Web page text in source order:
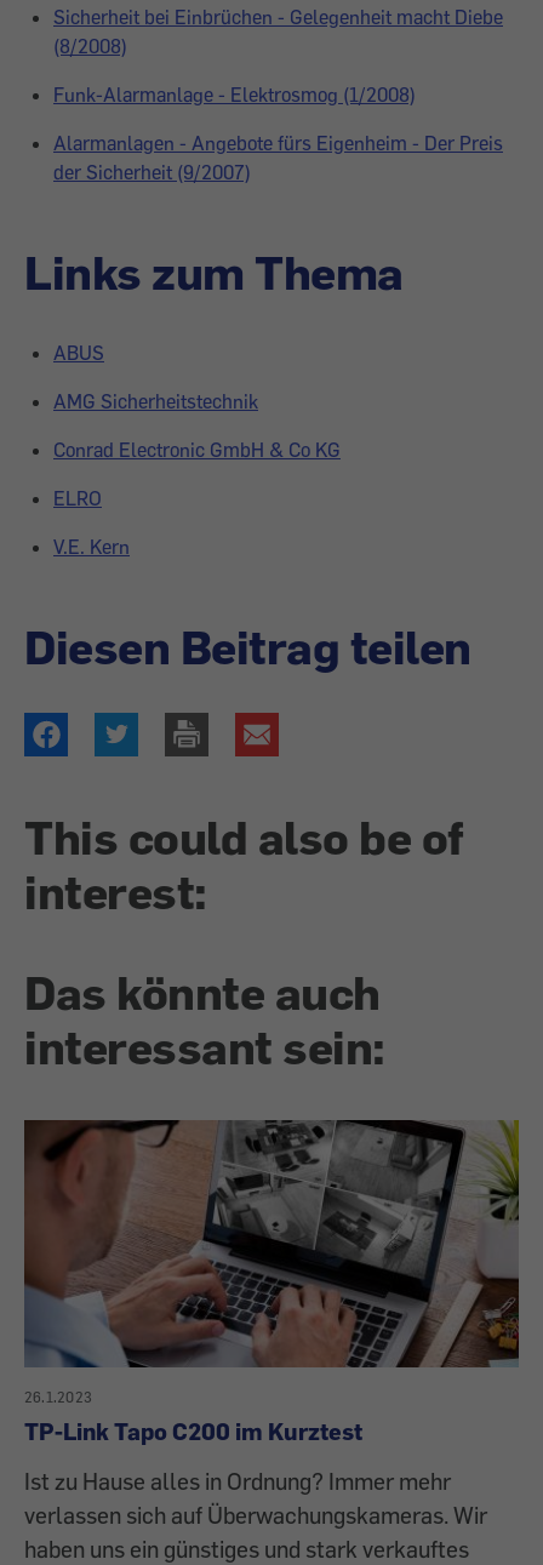
Sicherheit bei Einbrüchen - Gelegenheit macht Diebe
(8/2008)
Funk-Alarmanlage - Elektrosmog (1/2008)
Alarmanlagen - Angebote fürs Eigenheim - Der Preis
der Sicherheit (9/2007)
Links zum Thema
ABUS
AMG Sicherheitstechnik
Conrad Electronic GmbH & Co KG
ELRO
V.E. Kern
Diesen Beitrag teilen
This could also be of
interest:
Das könnte auch
interessant sein:
26.1.2023
TP-Link Tapo C200 im Kurztest
Ist zu Hause alles in Ordnung? Immer mehr
verlassen sich auf Überwachungskameras. Wir
haben uns ein günstiges und stark verkauftes